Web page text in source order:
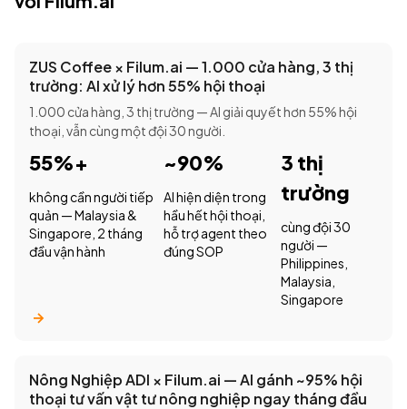
ZUS Coffee × Filum.ai — 1.000 cửa hàng, 3 thị
trường: AI xử lý hơn 55% hội thoại
1.000 cửa hàng, 3 thị trường — AI giải quyết hơn 55% hội
thoại, vẫn cùng một đội 30 người.
55%+
không cần người tiếp
quản — Malaysia &
Singapore, 2 tháng
đầu vận hành
~90%
AI hiện diện trong
hầu hết hội thoại,
hỗ trợ agent theo
đúng SOP
3 thị
trường
cùng đội 30
người —
Philippines,
Malaysia,
Singapore
Nông Nghiệp ADI × Filum.ai — AI gánh ~95% hội
thoại tư vấn vật tư nông nghiệp ngay tháng đầu